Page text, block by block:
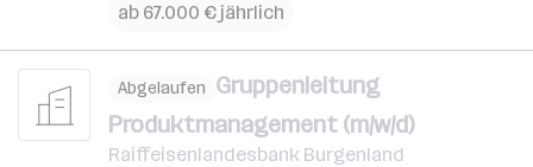
ab 67.000 € jährlich
Abgelaufen Gruppenleitung
Produktmanagement (m/w/d)
Raiffeisenlandesbank Burgenland